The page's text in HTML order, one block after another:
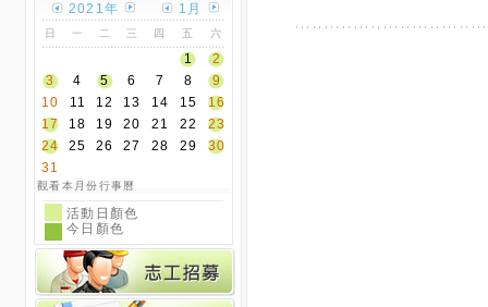
2021年 1月
日 一 二 三 四 五 六
1
2
3
4 5 6 7 8
9
10
11 12 13 14 15
16
17
18 19 20 21 22
23
24
25 26 27 28 29
30
31
觀看本月份行事曆
活動日顏色
今日顏色